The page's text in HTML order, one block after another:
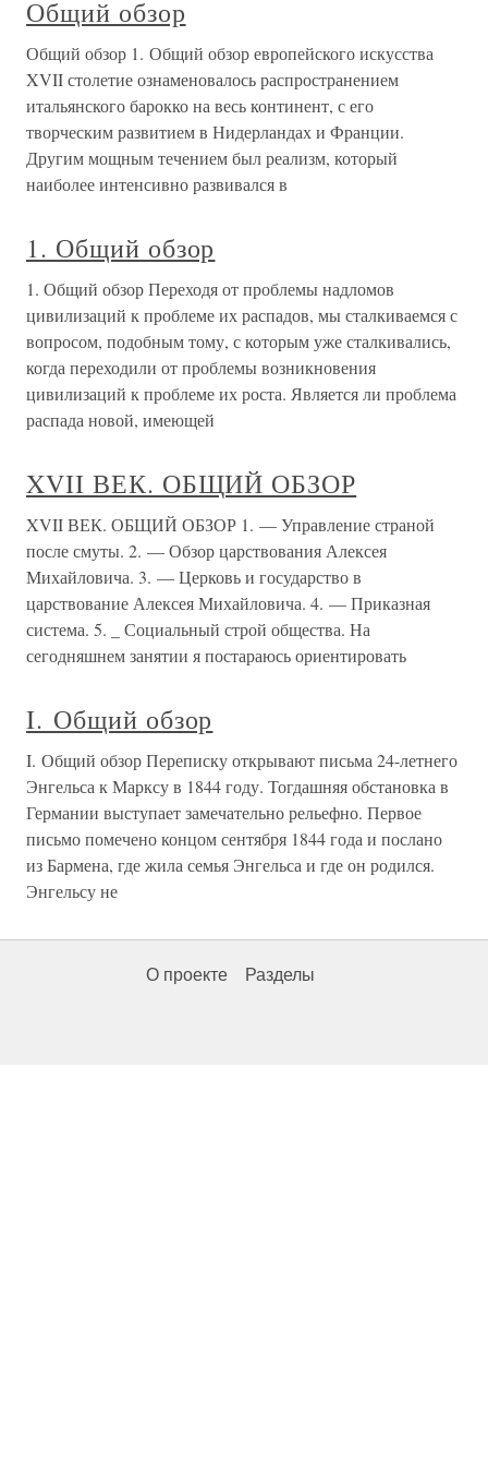
Общий обзор
Общий обзор 1. Общий обзор европейского искусства
XVII столетие ознаменовалось распространением
итальянского барокко на весь континент, с его
творческим развитием в Нидерландах и Франции.
Другим мощным течением был реализм, который
наиболее интенсивно развивался в
1. Общий обзор
1. Общий обзор Переходя от проблемы надломов
цивилизаций к проблеме их распадов, мы сталкиваемся с
вопросом, подобным тому, с которым уже сталкивались,
когда переходили от проблемы возникновения
цивилизаций к проблеме их роста. Является ли проблема
распада новой, имеющей
XVII ВЕК. ОБЩИЙ ОБЗОР
XVII ВЕК. ОБЩИЙ ОБЗОР 1. — Управление страной
после смуты. 2. — Обзор царствования Алексея
Михайловича. 3. — Церковь и государство в
царствование Алексея Михайловича. 4. — Приказная
система. 5. _ Социальный строй общества. На
сегодняшнем занятии я постараюсь ориентировать
I. Общий обзор
I. Общий обзор Переписку открывают письма 24-летнего
Энгельса к Марксу в 1844 году. Тогдашняя обстановка в
Германии выступает замечательно рельефно. Первое
письмо помечено концом сентября 1844 года и послано
из Бармена, где жила семья Энгельса и где он родился.
Энгельсу не
О проекте Разделы